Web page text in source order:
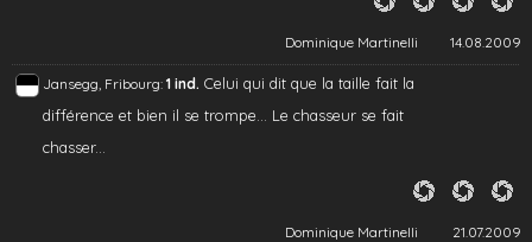
Dominique Martinelli 14.08.2009
Jansegg, Fribourg: 1 ind. Celui qui dit que la taille fait la
différence et bien il se trompe... Le chasseur se fait
chasser...
Dominique Martinelli 21.07.2009